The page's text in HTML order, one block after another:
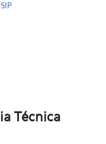
Técnica